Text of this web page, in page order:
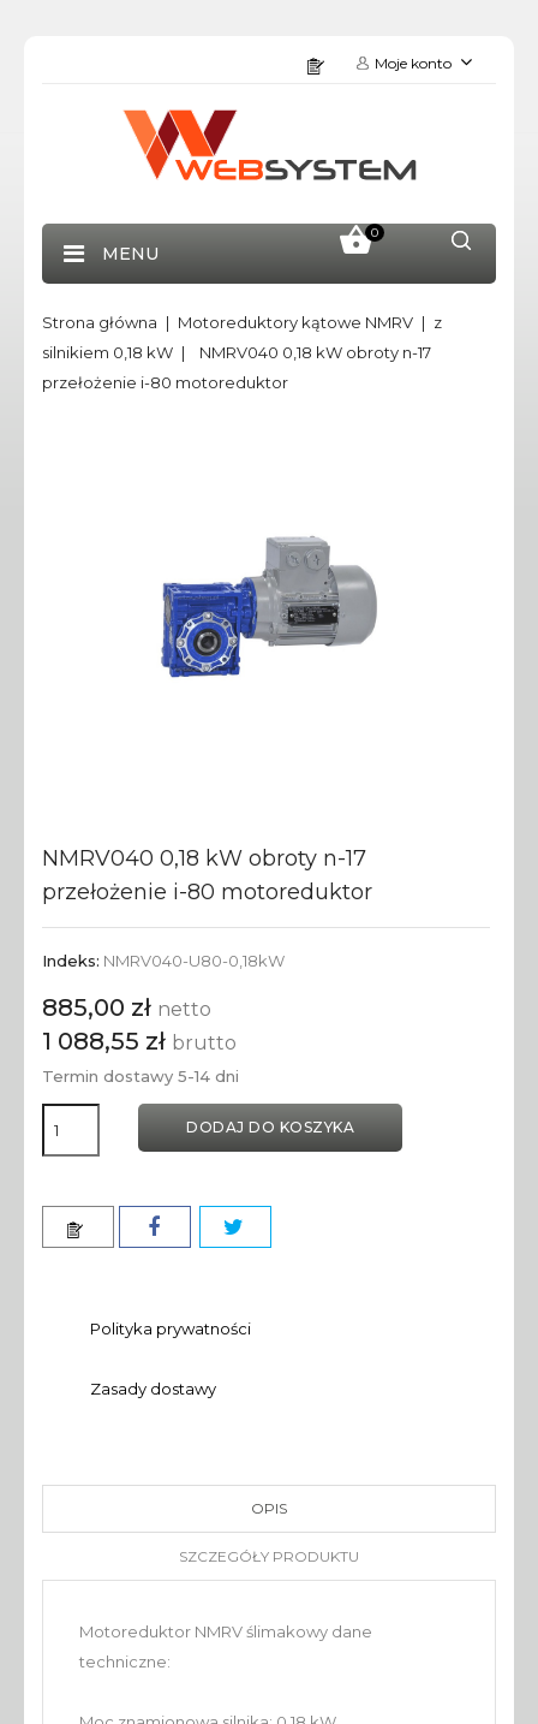
Moje konto
0
MENU
Strona główna Motoreduktory kątowe NMRV
z
silnikiem 0,18 kW
NMRV040 0,18 kW obroty n-17
przełożenie i-80 motoreduktor
NMRV040 0,18 kW obroty n-17
przełożenie i-80 motoreduktor
Indeks: NMRV040-U80-0,18kW
885,00 zł netto
1 088,55 zł brutto
Termin dostawy 5-14 dni
DODAJ DO KOSZYKA
Polityka prywatności
Zasady dostawy
OPIS
SZCZEGÓŁY PRODUKTU
Motoreduktor NMRV ślimakowy dane
techniczne: